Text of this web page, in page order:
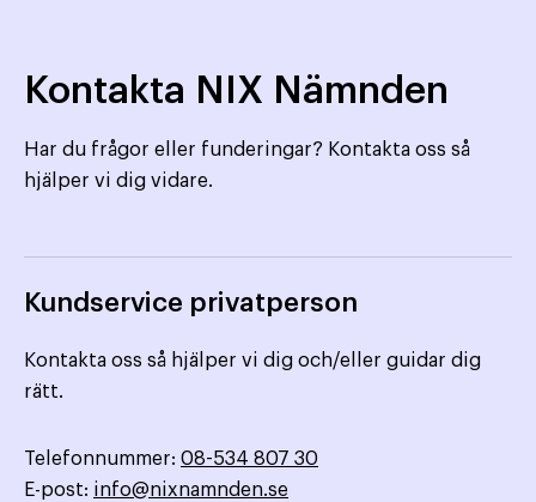
Kontakta NIX Nämnden
Har du frågor eller funderingar? Kontakta oss så
hjälper vi dig vidare.
Kundservice privatperson
Kontakta oss så hjälper vi dig och/eller guidar dig
rätt.
Telefonnummer: 08-534 807 30
E-post: info@nixnamnden.se